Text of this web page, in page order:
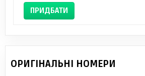
ПРИДБАТИ
ОРИГІНАЛЬНІ НОМЕРИ